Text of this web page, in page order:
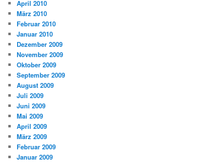
April 2010
März 2010
Februar 2010
Januar 2010
Dezember 2009
November 2009
Oktober 2009
September 2009
August 2009
Juli 2009
Juni 2009
Mai 2009
April 2009
März 2009
Februar 2009
Januar 2009